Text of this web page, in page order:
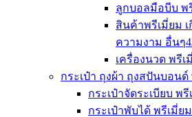
ลูกบอลมือบีบ พ
สินค้าพรีเมี่ยม
ความงาม อื่นๆ
เครื่องนวด พรีเ
กระเป๋า ถุงผ้า ถุงสปันบอนด์
กระเป๋าจัดระเบียบ พรี
กระเป๋าพับได้ พรีเมี่ยม